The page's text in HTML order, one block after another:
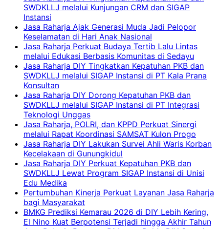
SWDKLLJ melalui Kunjungan CRM dan SIGAP
Instansi
Jasa Raharja Ajak Generasi Muda Jadi Pelopor
Keselamatan di Hari Anak Nasional
Jasa Raharja Perkuat Budaya Tertib Lalu Lintas
melalui Edukasi Berbasis Komunitas di Sedayu
Jasa Raharja DIY Tingkatkan Kepatuhan PKB dan
SWDKLLJ melalui SIGAP Instansi di PT Kala Prana
Konsultan
Jasa Raharja DIY Dorong Kepatuhan PKB dan
SWDKLLJ melalui SIGAP Instansi di PT Integrasi
Teknologi Unggas
Jasa Raharja, POLRI, dan KPPD Perkuat Sinergi
melalui Rapat Koordinasi SAMSAT Kulon Progo
Jasa Raharja DIY Lakukan Survei Ahli Waris Korban
Kecelakaan di Gunungkidul
Jasa Raharja DIY Perkuat Kepatuhan PKB dan
SWDKLLJ Lewat Program SIGAP Instansi di Unisi
Edu Medika
Pertumbuhan Kinerja Perkuat Layanan Jasa Raharja
bagi Masyarakat
BMKG Prediksi Kemarau 2026 di DIY Lebih Kering,
El Nino Kuat Berpotensi Terjadi hingga Akhir Tahun